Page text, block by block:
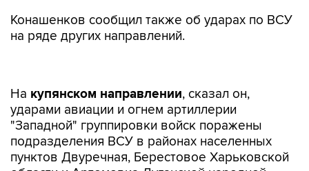
Конашенков сообщил также об ударах по ВСУ
на ряде других направлений.
"Западной" группировки войск поражены
подразделения ВСУ в районах населенных
пунктов Двуречная, Берестовое Харьковской
области и Артемовка Луганской народной
республики.